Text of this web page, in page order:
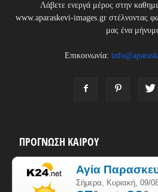
Λάβετε ενεργά μέρος στην
www.aparaskevi-images.gr στέλνοντας
μας ένα
Επικοινωνία:
ΠΡΟΓΝΩΣΗ ΚΑΙΡΟΥ